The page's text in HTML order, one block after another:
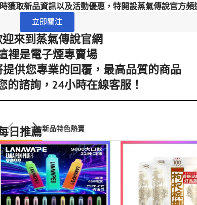
獲取新品資訊以及活動優惠，特開設蒸氣傳說官方
立即關注
來到蒸氣傳說官網
裡是電子煙專賣場
供您專業的回覆，最高品質的商品
的諮詢，24小時在線客服！
日推薦新品特色熱賣